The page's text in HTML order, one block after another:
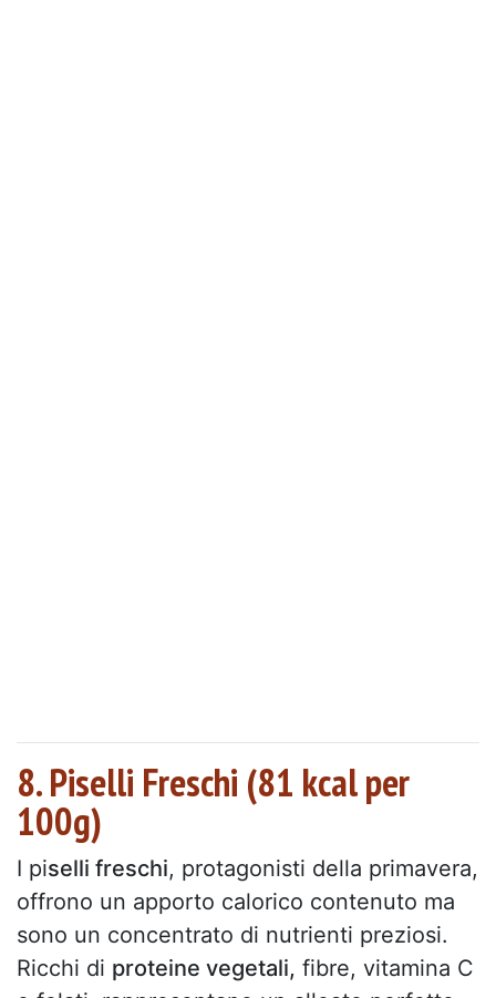
8. Piselli Freschi (81 kcal per
100g)
I piselli freschi, protagonisti della primavera,
offrono un apporto calorico contenuto ma
sono un concentrato di nutrienti preziosi.
Ricchi di proteine vegetali, fibre, vitamina C